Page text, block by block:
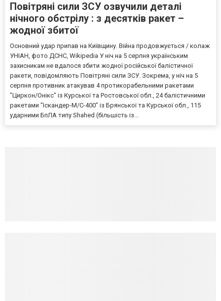
Повітряні сили ЗСУ озвучили деталі
нічного обстрілу : з десятків ракет –
жодної збитої
Основний удар припав на Київщину. Війна продовжується / колаж
УНІАН, фото ДСНС, Wikipedia У ніч на 5 серпня українським
захисникам не вдалося збити жодної російської балістичної
ракети, повідомляють Повітряні сили ЗСУ. Зокрема, у ніч на 5
серпня противник атакував 4 протикорабельними ракетами
"Циркон/Онікс" із Курської та Ростовської обл., 24 балістичними
ракетами "Іскандер-М/С-400" із Брянської та Курської обл., 115
ударними БпЛА типу Shahed (більшість із...